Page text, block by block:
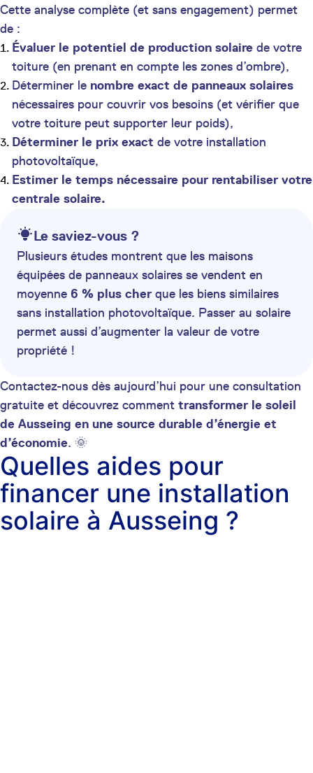
Cette analyse complète (et sans engagement) permet
de :
Évaluer le potentiel de production solaire de votre
toiture (en prenant en compte les zones d’ombre),
Déterminer le nombre exact de panneaux solaires
nécessaires pour couvrir vos besoins (et vérifier que
votre toiture peut supporter leur poids),
Déterminer le prix exact de votre installation
photovoltaïque,
Estimer le temps nécessaire pour rentabiliser votre
centrale solaire.
Le saviez-vous ?
Plusieurs études montrent que les maisons
équipées de panneaux solaires se vendent en
moyenne 6 % plus cher que les biens similaires
sans installation photovoltaïque. Passer au solaire
permet aussi d’augmenter la valeur de votre
propriété !
Contactez-nous dès aujourd’hui pour une consultation
gratuite et découvrez comment transformer le soleil
de Ausseing en une source durable d’énergie et
d’économie. 🌞
Quelles aides pour
financer une installation
solaire à Ausseing ?